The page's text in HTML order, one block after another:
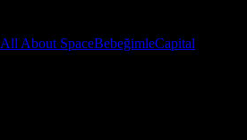
All About SpaceBebeğimleCapital